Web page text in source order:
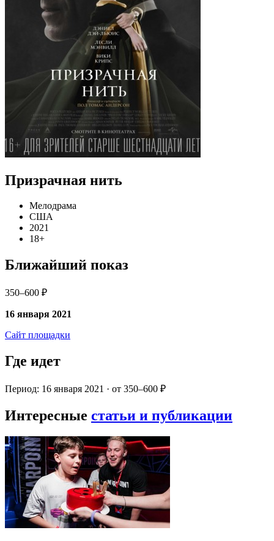
Призрачная нить
Мелодрама
США
2021
18+
Ближайший показ
350–600 ₽
16 января 2021
Сайт площадки
Где идет
Период: 16 января 2021 · от 350–600 ₽
Интересные статьи и публикации